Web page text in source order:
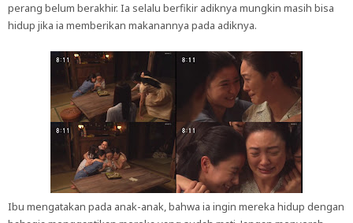
perang belum berakhir. Ia selalu berfikir adiknya mungkin masih bisa
hidup jika ia memberikan makanannya pada adiknya.
Ibu mengatakan pada anak-anak, bahwa ia ingin mereka hidup dengan